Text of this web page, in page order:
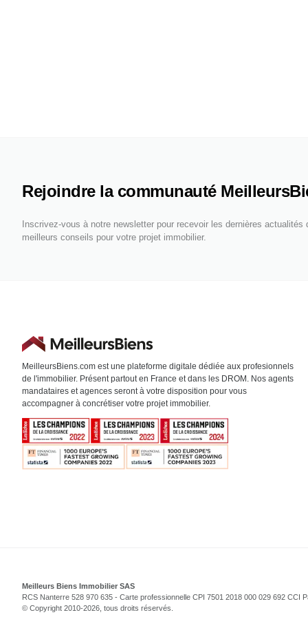
Rejoindre la communauté
Inscrivez-vous à notre newsletter pour recevoir les dernières actualités
meilleurs conseils pour votre projet immobilier.
MeilleursBiens.com est une plateforme digitale dédiée aux profesionnels
de l'immobilier. Présent partout en France et dans les DROM. Nos agents
mandataires et agences seront à votre disposition pour vous
accompagner à concrétiser votre projet immobilier.
Meilleurs Biens Immobilier SAS
RCS Nanterre 528 970 635 - Carte professionnelle CPI 7501 2018 000 029 692 CCI
© Copyright 2010-2026 , tous droits réservés.